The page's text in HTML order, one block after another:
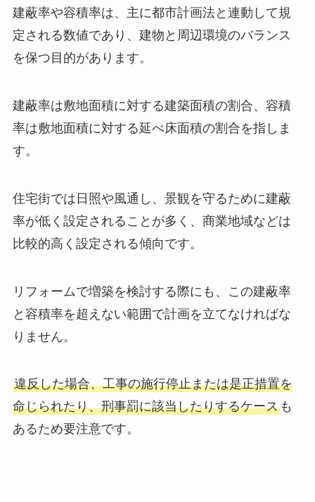
建蔽率や容積率は、主に都市計画法と連動して規
定される数値であり、建物と周辺環境のバランス
を保つ目的があります。
建蔽率は敷地面積に対する建築面積の割合、容積
率は敷地面積に対する延べ床面積の割合を指しま
す。
住宅街では日照や風通し、景観を守るために建蔽
率が低く設定されることが多く、商業地域などは
比較的高く設定される傾向です。
リフォームで増築を検討する際にも、この建蔽率
と容積率を超えない範囲で計画を立てなければな
りません。
違反した場合、工事の施行停止または是正措置を
命じられたり、刑事罰に該当したりするケースも
あるため要注意です。